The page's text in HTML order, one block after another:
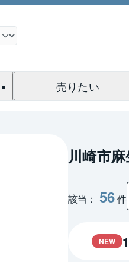
売りたい
川崎市
該当： 56件
NEW